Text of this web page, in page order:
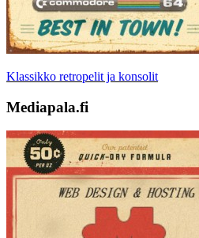
Klassikko retropelit ja konsolit
Mediapala.fi